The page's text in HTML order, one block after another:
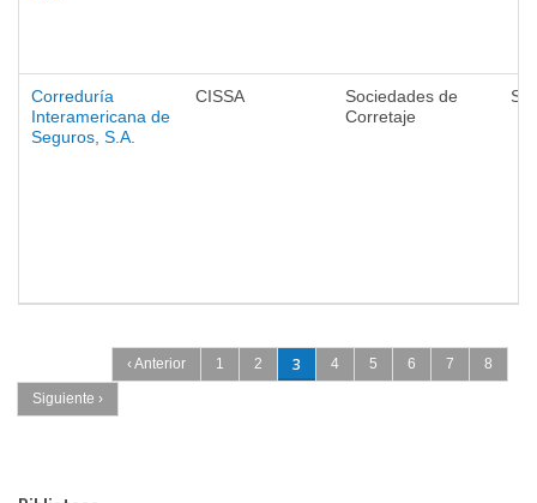
Correduría
Interamericana de
Seguros, S.A.
CISSA
Sociedades de
Corretaje
Páginas
‹ Anterior 1 2 3 4 5 6 7 8
Siguiente ›